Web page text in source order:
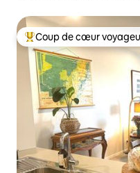
Coups de cœur
Coup de cœur